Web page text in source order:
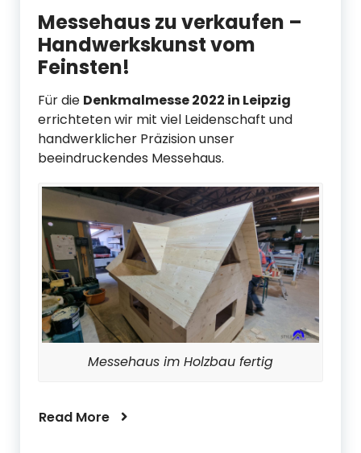
Messehaus zu verkaufen –
Handwerkskunst vom
Feinsten!
Für die Denkmalmesse 2022 in Leipzig
errichteten wir mit viel Leidenschaft und
handwerklicher Präzision unser
beeindruckendes Messehaus.
Messehaus im Holzbau fertig
Read More